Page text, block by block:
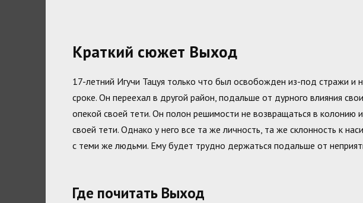
Краткий сюжет Выход
17-летний Игучи Тацуя только что был освобожден из-под стражи и
сроке. Он переехал в другой район, подальше от дурного влияния
опекой своей тети. Он полон решимости не возвращаться в колонию
своей тети. Однако у него все та же личность, та же склонность к
с теми же людьми. Ему будет трудно держаться подальше от
Где почитать Выход